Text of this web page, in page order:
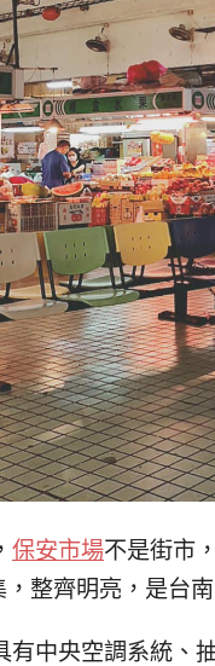
保安市場不是街市
整齊明亮，是台
有中央空調系統、